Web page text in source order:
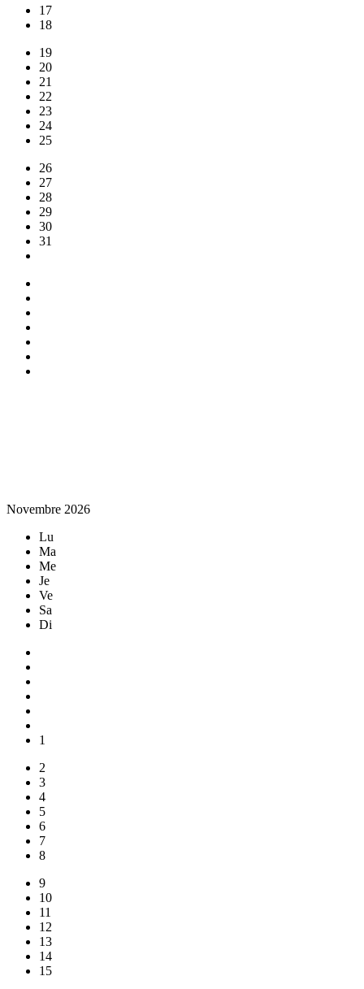
17
18
19
20
21
22
23
24
25
26
27
28
29
30
31
Novembre 2026
Lu
Ma
Me
Je
Ve
Sa
Di
1
2
3
4
5
6
7
8
9
10
11
12
13
14
15